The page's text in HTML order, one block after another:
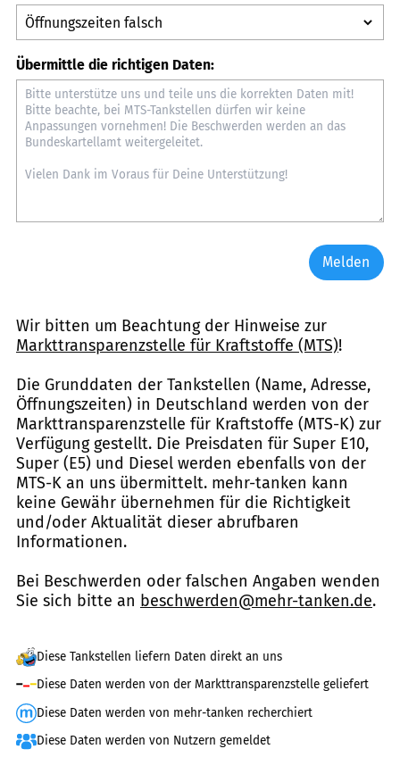
Übermittle die richtigen Daten:
Melden
Wir bitten um Beachtung der Hinweise zur
Markttransparenzstelle für Kraftstoffe (MTS)!
Die Grunddaten der Tankstellen (Name, Adresse,
Öffnungszeiten) in Deutschland werden von der
Markttransparenzstelle für Kraftstoffe (MTS-K) zur
Verfügung gestellt. Die Preisdaten für Super E10,
Super (E5) und Diesel werden ebenfalls von der
MTS-K an uns übermittelt. mehr-tanken kann
keine Gewähr übernehmen für die Richtigkeit
und/oder Aktualität dieser abrufbaren
Informationen.
Bei Beschwerden oder falschen Angaben wenden
Sie sich bitte an beschwerden@mehr-tanken.de.
Diese Tankstellen liefern Daten direkt an uns
Diese Daten werden von der Markttransparenzstelle geliefert
Diese Daten werden von mehr-tanken recherchiert
Diese Daten werden von Nutzern gemeldet